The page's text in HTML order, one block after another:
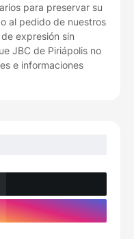
para preservar su
al pedido de nuestros
expresión sin
JBC de Piriápolis no
e informaciones